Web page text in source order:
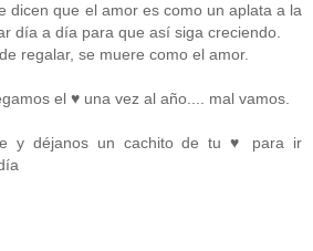
dicen que el amor es como un aplata a la
día a día para que así siga creciendo.
regalar, se muere como el amor.
el ♥ una vez al año.... mal vamos.
y déjanos un cachito de tu ♥ para ir